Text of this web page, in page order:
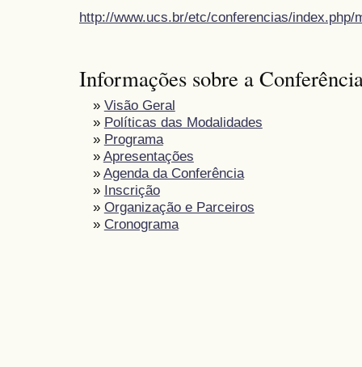
http://www.ucs.br/etc/conferencias/index.php/
Informações sobre a
» Visão Geral
» Políticas das Modalidades
» Programa
» Apresentações
» Agenda da Conferência
» Inscrição
» Organização e Parceiros
» Cronograma